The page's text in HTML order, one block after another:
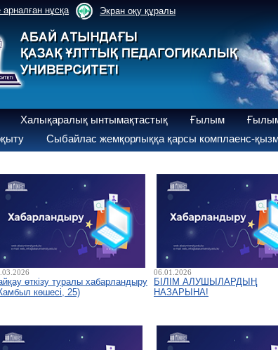
арналған нұсқа Экран оқу құралы
Халықаралық ынтымақтастық Ғылым
Сыбайлас жемқорлыққа қарсы комплаенс-
өткізу туралы хабарландыру
көшесі, 25)
06.01.2026
БІЛІМ АЛУШЫЛАРДЫҢ
НАЗАРЫНА!